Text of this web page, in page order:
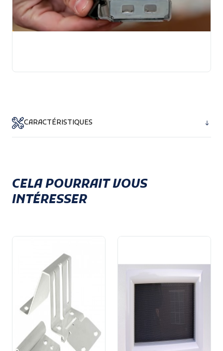
CARACTÉRISTIQUES
d'étanchéïté de porte de
garage - Haut
Largeur de la lèvre d’étanchéité : 35 mm
Toutes les
pièces détachées pour porte de garage
sont expédiées sous 48h par transporteur.
CELA POURRAIT VOUS
INTÉRESSER